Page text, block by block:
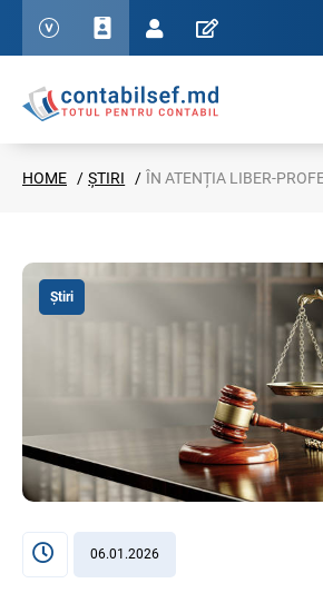
HOME ȘTIRI ÎN ATENȚIA LIBER-PROFESIONIŞTILOR
Știri
06.01.2026